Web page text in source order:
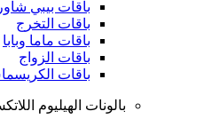
باقات بيبي شاور
باقات التخرج
باقات ماما وبابا
باقات الزواج
باقات
بالونات الهيليوم